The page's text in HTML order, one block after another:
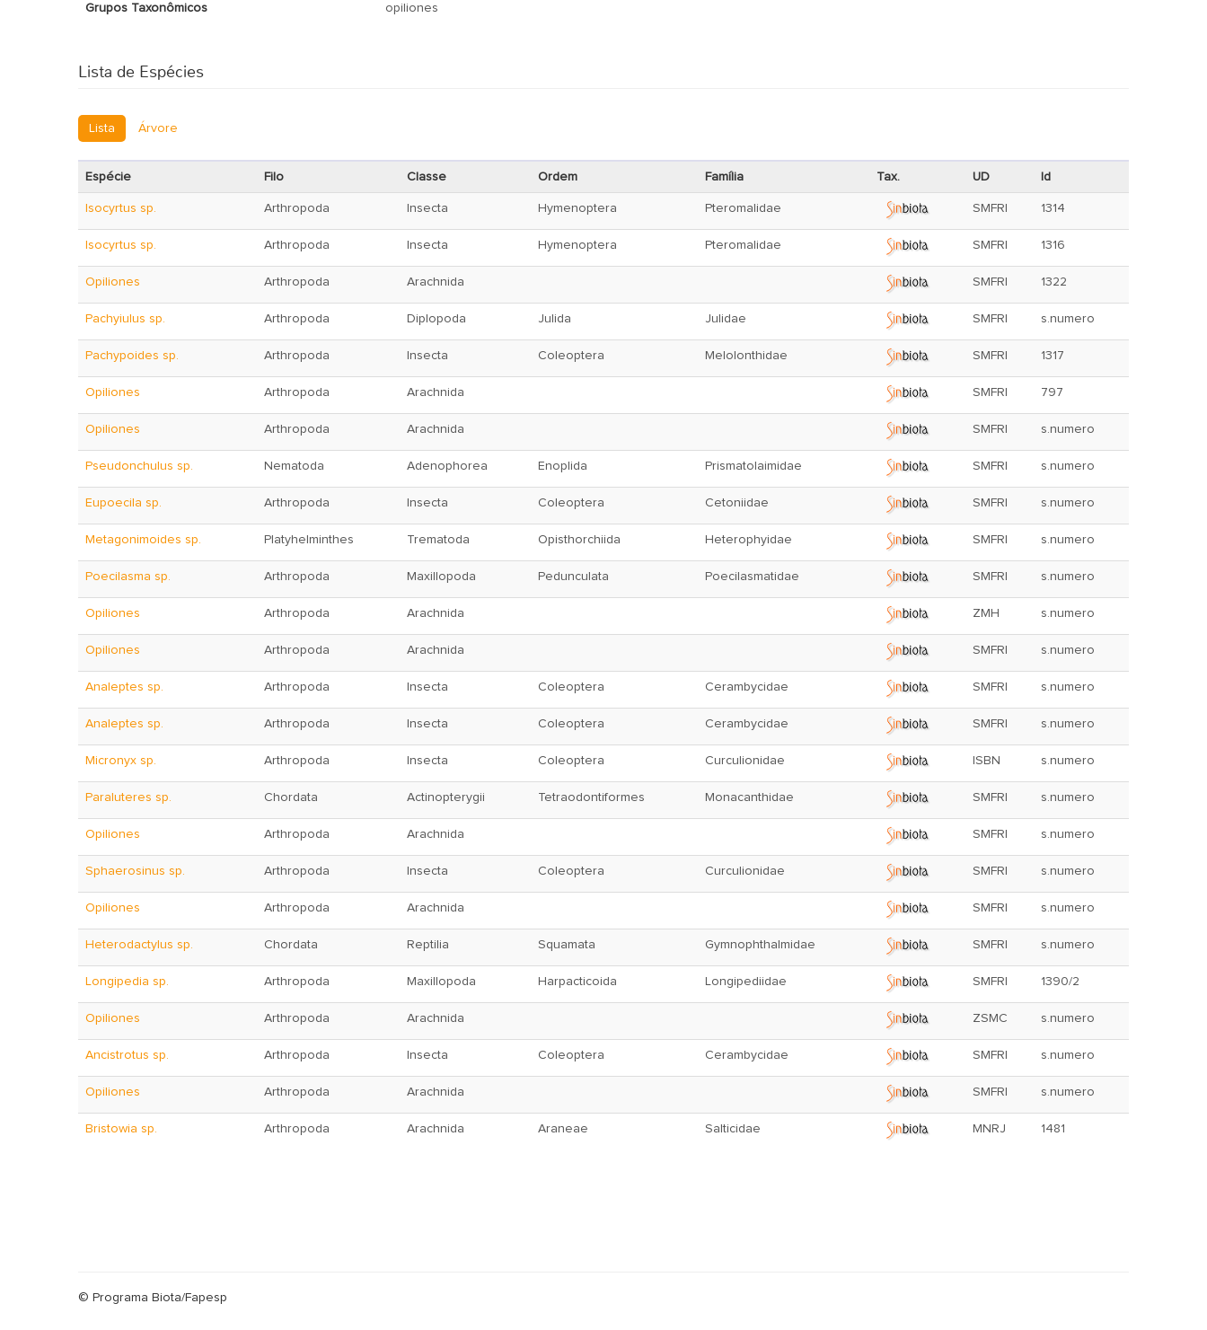
Grupos Taxonômicos opiliones
Lista de Espécies
Lista Árvore
Espécie Filo Classe Ordem Família Tax. UD Id
Isocyrtus sp. Arthropoda Insecta Hymenoptera Pteromalidae SMFRI 1314
Isocyrtus sp. Arthropoda Insecta Hymenoptera Pteromalidae SMFRI 1316
Opiliones Arthropoda Arachnida SMFRI 1322
Pachyiulus sp. Arthropoda Diplopoda Julida Julidae SMFRI s.numero
Pachypoides sp. Arthropoda Insecta Coleoptera Melolonthidae SMFRI 1317
Opiliones Arthropoda Arachnida SMFRI 797
Opiliones Arthropoda Arachnida SMFRI s.numero
Pseudonchulus sp. Nematoda Adenophorea Enoplida Prismatolaimidae SMFRI s.numero
Eupoecila sp. Arthropoda Insecta Coleoptera Cetoniidae SMFRI s.numero
Metagonimoides sp. Platyhelminthes Trematoda Opisthorchiida Heterophyidae SMFRI s.numero
Poecilasma sp. Arthropoda Maxillopoda Pedunculata Poecilasmatidae SMFRI s.numero
Opiliones Arthropoda Arachnida ZMH s.numero
Opiliones Arthropoda Arachnida SMFRI s.numero
Analeptes sp. Arthropoda Insecta Coleoptera Cerambycidae SMFRI s.numero
Analeptes sp. Arthropoda Insecta Coleoptera Cerambycidae SMFRI s.numero
Micronyx sp. Arthropoda Insecta Coleoptera Curculionidae ISBN s.numero
Paraluteres sp. Chordata Actinopterygii Tetraodontiformes Monacanthidae SMFRI s.numero
Opiliones Arthropoda Arachnida SMFRI s.numero
Sphaerosinus sp. Arthropoda Insecta Coleoptera Curculionidae SMFRI s.numero
Opiliones Arthropoda Arachnida SMFRI s.numero
Heterodactylus sp. Chordata Reptilia Squamata Gymnophthalmidae SMFRI s.numero
Longipedia sp. Arthropoda Maxillopoda Harpacticoida Longipediidae SMFRI 1390/2
Opiliones Arthropoda Arachnida ZSMC s.numero
Ancistrotus sp. Arthropoda Insecta Coleoptera Cerambycidae SMFRI s.numero
Opiliones Arthropoda Arachnida SMFRI s.numero
Bristowia sp. Arthropoda Arachnida Araneae Salticidae MNRJ 1481
© Programa Biota/Fapesp